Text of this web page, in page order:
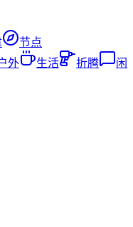
节点
外 生活 折腾
闲